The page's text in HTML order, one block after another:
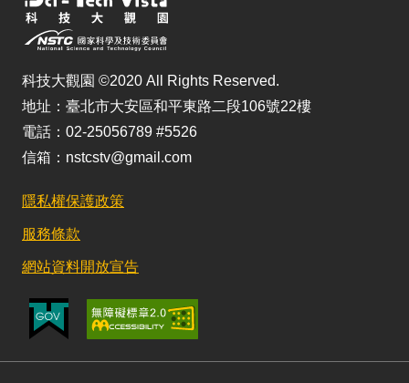
科技大觀園 ©2020 All Rights Reserved.
地址：臺北市大安區和平東路二段106號22樓
電話：02-25056789 #5526
信箱：nstcstv@gmail.com
隱私權保護政策
服務條款
網站資料開放宣告